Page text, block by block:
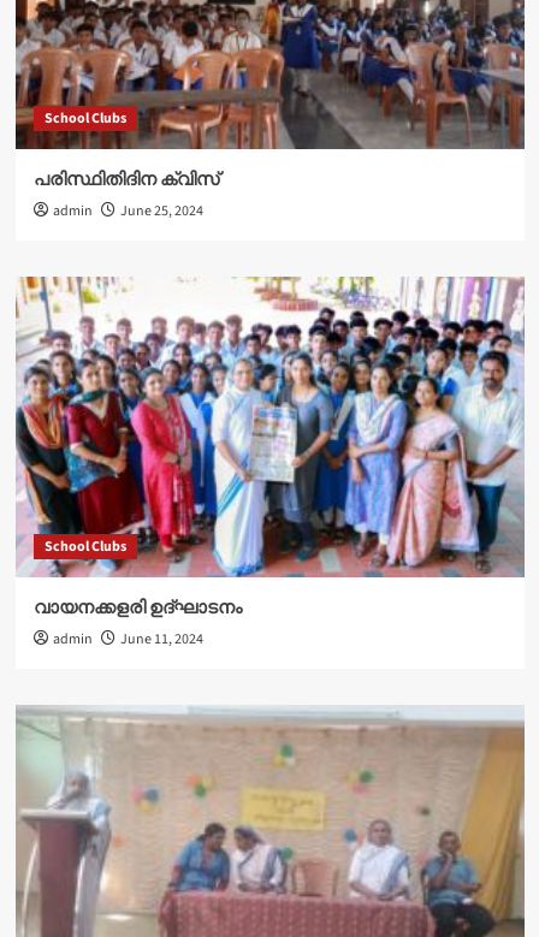
School Clubs
പരിസ്ഥിതിദിന ക്വിസ്
admin June 25, 2024
School Clubs
വായനക്കളരി ഉദ്‌ഘാടനം
admin June 11, 2024